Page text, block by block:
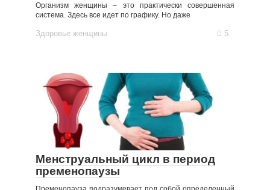
Организм женщины – это практически совершенная
система. Здесь все идет по графику. Но даже
Здоровье женщины 5
Менструальный цикл в период
пременопаузы